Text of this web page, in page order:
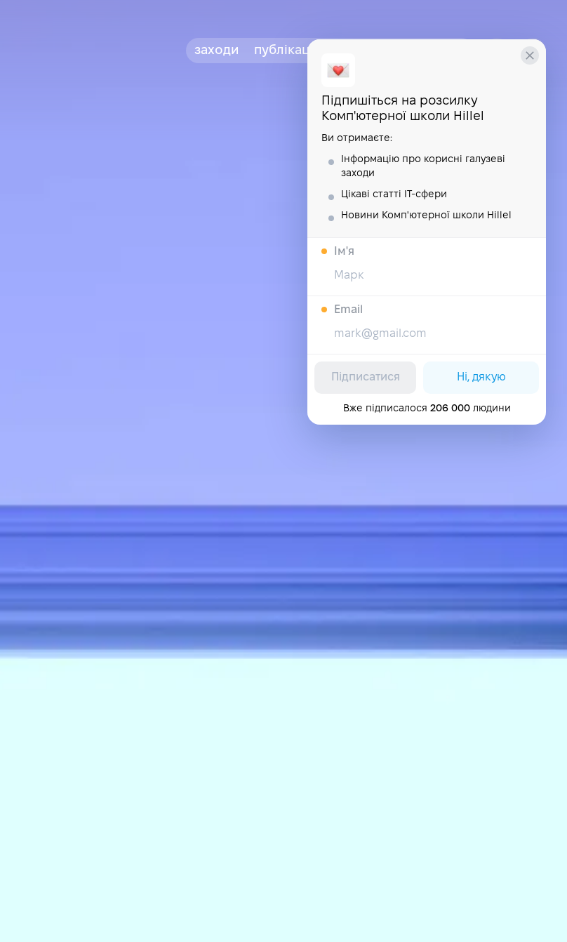
заходи публікації
Підпишіться на розсилку
Комп'ютерної школи Hillel
Ви отримаєте:
Інформацію про корисні галузеві
заходи
Цікаві статті IT-сфери
Новини Комп'ютерної школи Hillel
Iм'я
Email
Підписатися Ні, дякую
Вже підписалося 206 000людини